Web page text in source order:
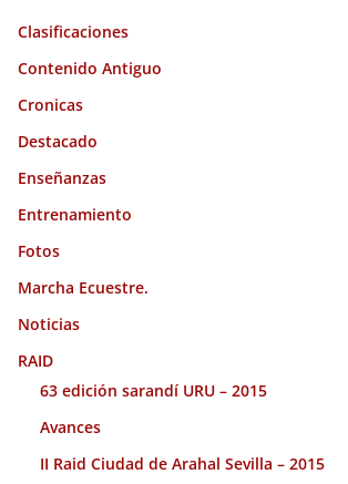
Clasificaciones
Contenido Antiguo
Cronicas
Destacado
Enseñanzas
Entrenamiento
Fotos
Marcha Ecuestre.
Noticias
RAID
63 edición sarandí URU – 2015
Avances
II Raid Ciudad de Arahal Sevilla – 2015